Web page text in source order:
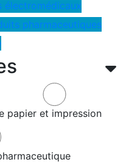
papier et impression
électromédicaux
pharmaceutiques